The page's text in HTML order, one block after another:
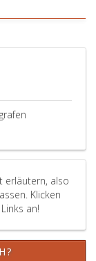
des
betreffenden
Absatz
zu
sofern
diese
für
die
verfolgten
erläutern, also
Klicken
an!